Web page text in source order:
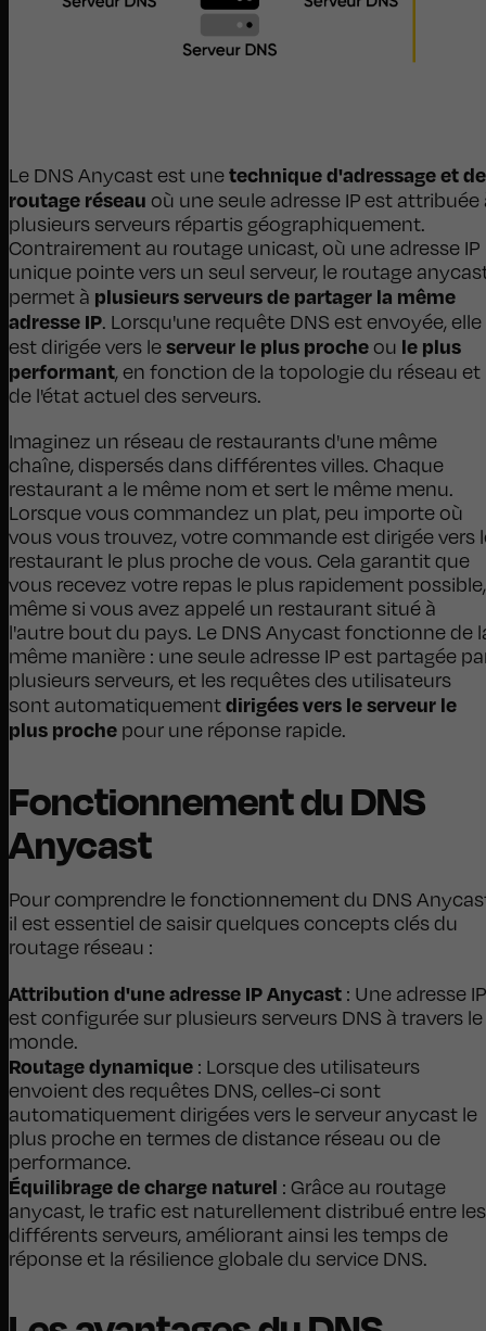
Le DNS Anycast est unetechnique d'adressage et de
routage réseau où une seule adresse IP est attribuée
plusieurs serveurs répartis géographiquement.
Contrairement au routage unicast, où une adresse IP
unique pointe vers un seul serveur, le routage
permet à plusieurs serveurs de partager la même
adresse IP. Lorsqu'une requête DNS est envoyée, elle
est dirigée vers leserveur le plus proche ou le plus
performant, en fonction de la topologie du réseau et
de l'état actuel des serveurs.
Imaginez un réseau de restaurants d'une même
chaîne, dispersés dans différentes villes. Chaque
restaurant a le même nom et sert le même menu.
Lorsque vous commandez un plat, peu importe où
vous vous trouvez, votre commande est dirigée vers
restaurant le plus proche de vous. Cela garantit que
vous recevez votre repas le plus rapidement possible,
même si vous avez appelé un restaurant situé à
l'autre bout du pays. Le DNS Anycast fonctionne de
même manière : une seule adresse IP est partagée
plusieurs serveurs, et les requêtes des utilisateurs
sont automatiquementdirigées vers le serveur le
plus proche pour une réponse rapide.
Fonctionnement du DNS
Anycast
Pour comprendre le fonctionnement du DNS
il est essentiel de saisir quelques concepts clés du
routage réseau :
Attribution d'une adresse IP Anycast : Une adresse IP
est configurée sur plusieurs serveurs DNS à travers le
monde.
Routage dynamique : Lorsque des utilisateurs
envoient des requêtes DNS, celles-ci sont
automatiquement dirigées vers le serveur anycast le
plus proche en termes de distance réseau ou de
performance.
Équilibrage de charge naturel : Grâce au routage
anycast, le trafic est naturellement distribué entre les
différents serveurs, améliorant ainsi les temps de
réponse et la résilience globale du service DNS.